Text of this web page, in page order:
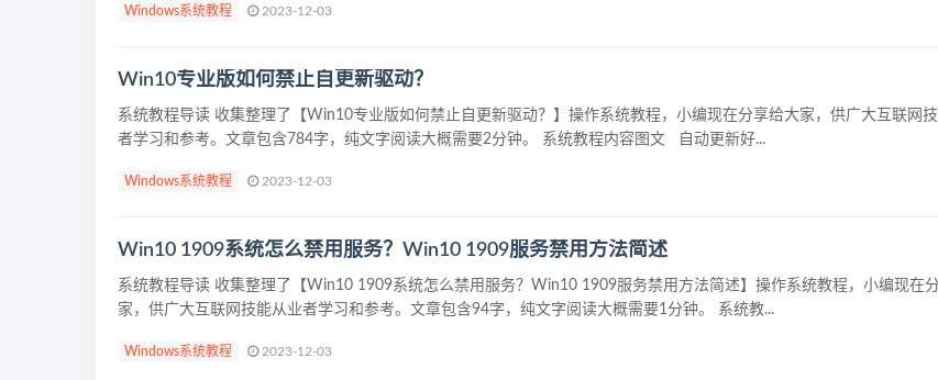
Windows系统教程 2023-12-03
Win10专业版如何禁止自更新驱动？
系统教程导读 收集整理了【Win10专业版如何禁止自更新驱动？】操作系统教程，小编现在分享给大家，供广大互联网
者学习和参考。文章包含784字，纯文字阅读大概需要2分钟。 系统教程内容图文 自动更新好...
Windows系统教程 2023-12-03
Win10 1909系统怎么禁用服务？Win10 1909服务禁用方法简述
系统教程导读 收集整理了【Win10 1909系统怎么禁用服务？Win10 1909服务禁用方法简述】操作系统教程，小编现在
家，供广大互联网技能从业者学习和参考。文章包含94字，纯文字阅读大概需要1分钟。 系统教...
Windows系统教程 2023-12-03